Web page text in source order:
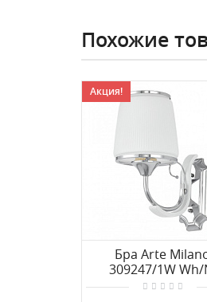
Похожие
Акция!
Бра Arte
309247/1W Wh/